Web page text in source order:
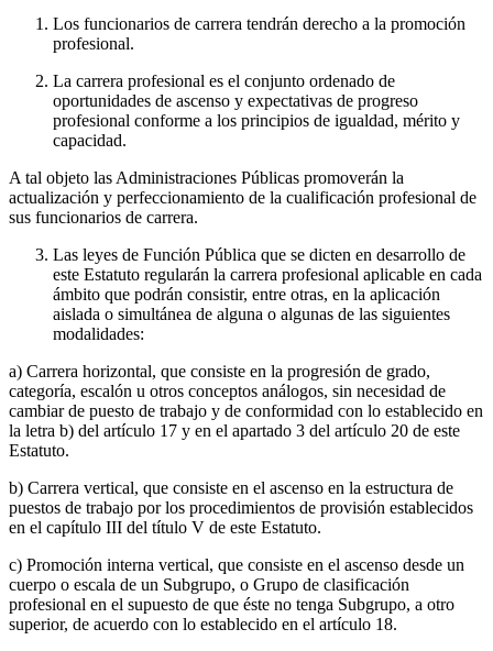
Los funcionarios de carrera tendrán derecho a la promoción
profesional.
La carrera profesional es el conjunto ordenado de
oportunidades de ascenso y expectativas de progreso
profesional conforme a los principios de igualdad, mérito y
capacidad.
A tal objeto las Administraciones Públicas promoverán la
actualización y perfeccionamiento de la cualificación profesional de
sus funcionarios de carrera.
Las leyes de Función Pública que se dicten en desarrollo de
este Estatuto regularán la carrera profesional aplicable en cada
ámbito que podrán consistir, entre otras, en la aplicación
aislada o simultánea de alguna o algunas de las siguientes
modalidades:
a) Carrera horizontal, que consiste en la progresión de grado,
categoría, escalón u otros conceptos análogos, sin necesidad de
cambiar de puesto de trabajo y de conformidad con lo establecido en
la letra b) del artículo 17 y en el apartado 3 del artículo 20 de este
Estatuto.
b) Carrera vertical, que consiste en el ascenso en la estructura de
puestos de trabajo por los procedimientos de provisión establecidos
en el capítulo III del título V de este Estatuto.
c) Promoción interna vertical, que consiste en el ascenso desde un
cuerpo o escala de un Subgrupo, o Grupo de clasificación
profesional en el supuesto de que éste no tenga Subgrupo, a otro
superior, de acuerdo con lo establecido en el artículo 18.